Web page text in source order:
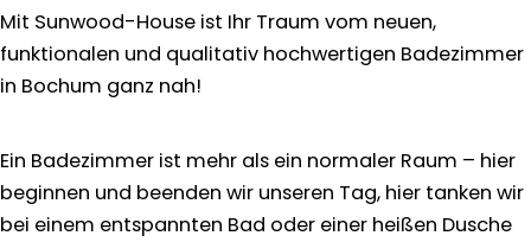
Mit Sunwood-House ist Ihr Traum vom neuen,
funktionalen und qualitativ hochwertigen Badezimmer
in Bochum ganz nah!
Ein Badezimmer ist mehr als ein normaler Raum – hier
beginnen und beenden wir unseren Tag, hier tanken wir
bei einem entspannten Bad oder einer heißen Dusche